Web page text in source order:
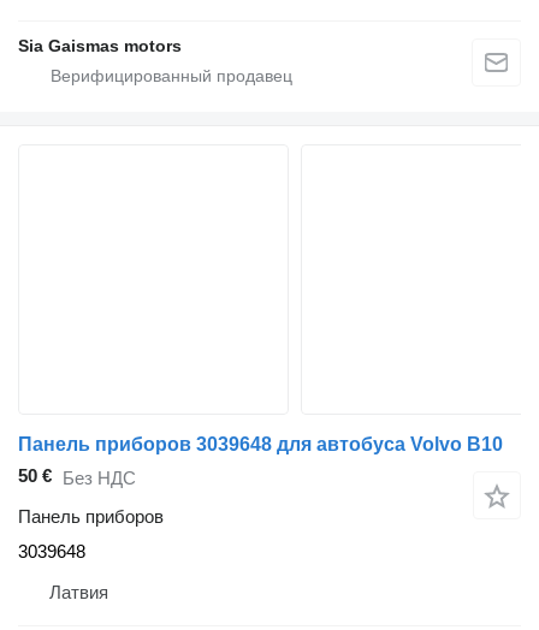
Sia Gaismas motors
Панель приборов 3039648 для автобуса Volvo B10
50 € Без НДС
Панель приборов
3039648
Латвия